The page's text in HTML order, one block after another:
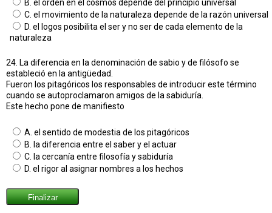
B. el orden en el cosmos depende del principio universal
C. el movimiento de la naturaleza depende de la razón universal
D. el logos posibilita el ser y no ser de cada elemento de la
naturaleza
24. La diferencia en la denominación de sabio y de filósofo se
estableció en la antigüedad.
Fueron los pitagóricos los responsables de introducir este término
cuando se autoproclamaron amigos de la sabiduría.
Este hecho pone de manifiesto
A. el sentido de modestia de los pitagóricos
B. la diferencia entre el saber y el actuar
C. la cercanía entre filosofía y sabiduría
D. el rigor al asignar nombres a los hechos